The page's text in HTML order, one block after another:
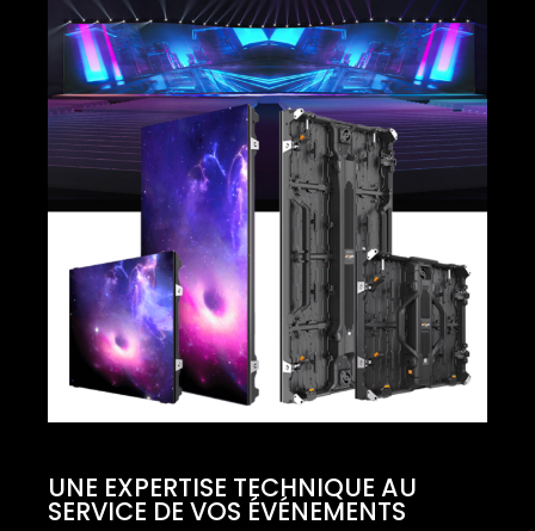
UNE EXPERTISE TECHNIQUE AU
SERVICE DE VOS ÉVÉNEMENTS